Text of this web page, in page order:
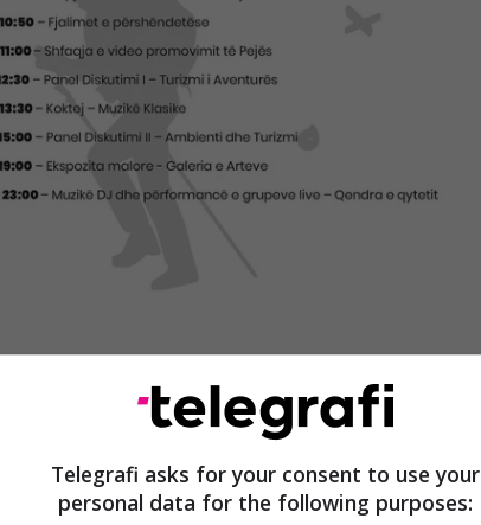
21:00 në sheshin e qytetit të Pejës do të
Telegrafi asks for your consent to use your
personal data for the following purposes: